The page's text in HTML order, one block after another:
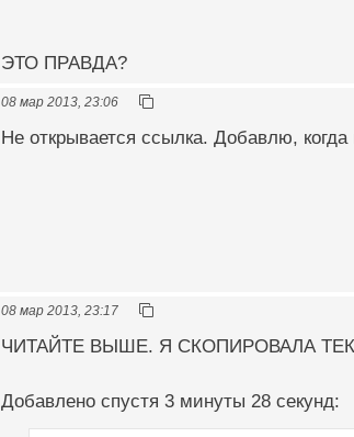
ЭТО ПРАВДА?
08 мар 2013, 23:06
Не открывается ссылка. Добавлю,
08 мар 2013, 23:17
ЧИТАЙТЕ ВЫШЕ. Я СКОПИРОВАЛА
Добавлено спустя 3 минуты 28 секунд: